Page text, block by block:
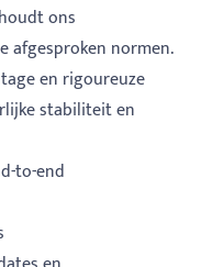
ons
afgesproken normen.
en rigoureuze
stabiliteit en
to-end